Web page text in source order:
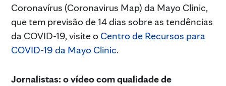
Coronavírus (Coronavirus Map) da Mayo Clinic,
que tem previsão de 14 dias sobre as tendências
da COVID-19, visite o Centro de Recursos para
COVID-19 da Mayo Clinic.
Jornalistas: o vídeo com qualidade de